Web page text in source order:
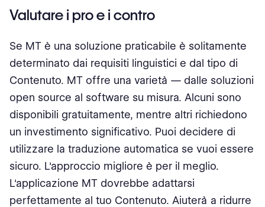
Valutare i pro e i contro
Se MT è una soluzione praticabile è solitamente
determinato dai requisiti linguistici e dal tipo di
Contenuto. MT offre una varietà — dalle soluzioni
open source al software su misura. Alcuni sono
disponibili gratuitamente, mentre altri richiedono
un investimento significativo. Puoi decidere di
utilizzare la traduzione automatica se vuoi essere
sicuro. L'approccio migliore è per il meglio.
L'applicazione MT dovrebbe adattarsi
perfettamente al tuo Contenuto. Aiuterà a ridurre